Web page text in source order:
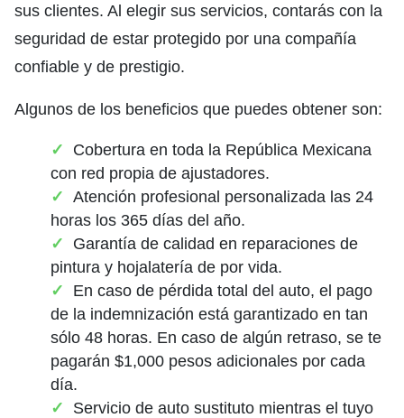
sus clientes. Al elegir sus servicios, contarás con la
seguridad de estar protegido por una compañía
confiable y de prestigio.
Algunos de los beneficios que puedes obtener son:
Cobertura en toda la República Mexicana
con red propia de ajustadores.
Atención profesional personalizada las 24
horas los 365 días del año.
Garantía de calidad en reparaciones de
pintura y hojalatería de por vida.
En caso de pérdida total del auto, el pago
de la indemnización está garantizado en tan
sólo 48 horas. En caso de algún retraso, se te
pagarán $1,000 pesos adicionales por cada
día.
Servicio de auto sustituto mientras el tuyo